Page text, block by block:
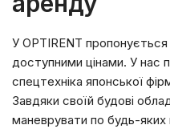
У OPTIRENT
доступними цінами. У нас
спецтехніка японської
Завдяки своїй будові
маневрувати по будь-яких